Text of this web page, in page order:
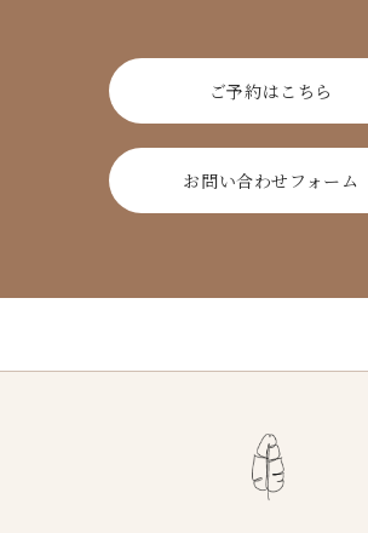
ご予約はこちら
お問い合わせフォーム